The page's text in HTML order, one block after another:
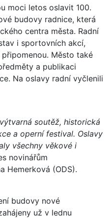
moci letos oslavit 100.
budovy radnice, která
centra města. Radní
i sportovních akcí,
Město také
a publikaci
Na oslavy radní vyčlenili
soutěž, historická
a operní festival. Oslavy
všechny věkové i
novinářům
Hemerková (ODS).
budovy nové
už v lednu